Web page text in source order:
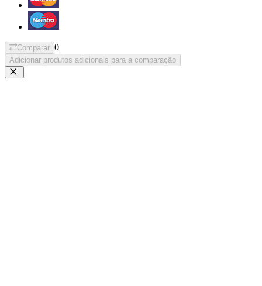
Comparar 0
Adicionar produtos adicionais para a comparação